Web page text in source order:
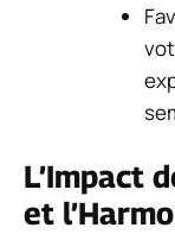
L’Impact
et